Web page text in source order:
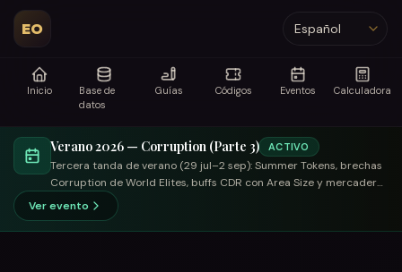
EO Idioma
Inicio
Base de
datos
Guías Códigos Eventos Calculadora
Verano 2026 — Corruption (Parte 3) ACTIVO
Tercera tanda de verano (29 jul–2 sep): Summer Tokens, brechas
Corruption de World Elites, buffs CDR con Area Size y mercader
enfocado en canje.
Ver evento